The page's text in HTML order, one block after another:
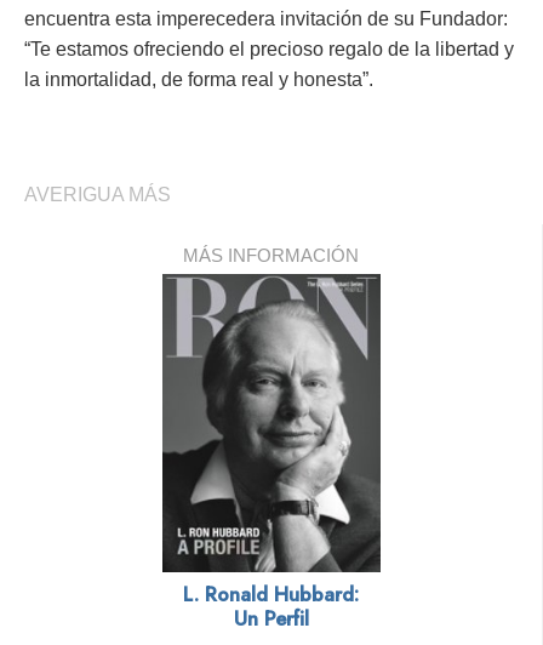
encuentra esta imperecedera invitación de su Fundador:
“Te estamos ofreciendo el precioso regalo de la libertad y
la inmortalidad, de forma real y honesta”.
AVERIGUA MÁS
MÁS INFORMACIÓN
L. Ronald Hubbard:
Un Perfil